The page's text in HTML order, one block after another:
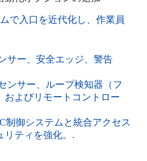
で入口を近代化し、作業員
サー、安全エッジ、警告
ンサー、ループ検知器（フ
およびリモートコントロー
制御システムと統合アクセス
リティを強化。.